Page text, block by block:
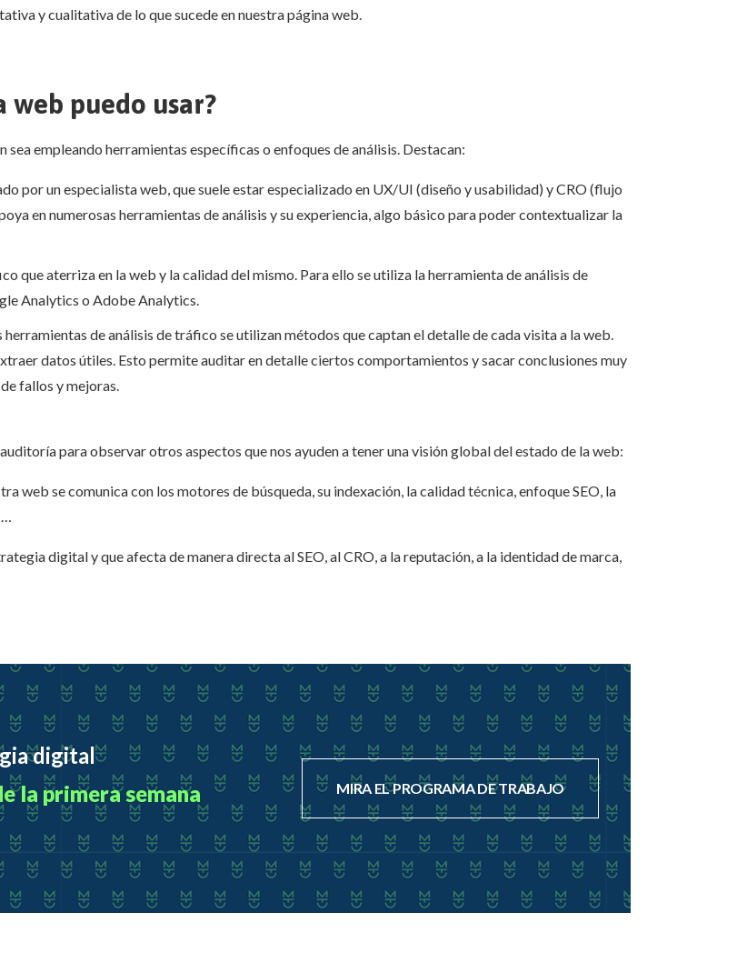
y cualitativa de lo que sucede en nuestra página web.
puedo usar?
empleando herramientas específicas o enfoques de análisis. Destacan:
por un especialista web, que suele estar especializado en UX/UI (diseño y usabilidad) y CRO (flujo
en numerosas herramientas de análisis y su experiencia, algo básico para poder contextualizar la
que aterriza en la web y la calidad del mismo. Para ello se utiliza la herramienta de análisis de
Analytics o Adobe Analytics.
de análisis de tráfico se utilizan métodos que captan el detalle de cada visita a la web.
datos útiles. Esto permite auditar en detalle ciertos comportamientos y sacar conclusiones muy
fallos y mejoras.
para observar otros aspectos que nos ayuden a tener una visión global del estado de la web:
web se comunica con los motores de búsqueda, su indexación, la calidad técnica, enfoque SEO, la
digital y que afecta de manera directa al SEO, al CRO, a la reputación, a la identidad de marca,
digital
la primera semana
MIRA EL PROGRAMA DE TRABAJO